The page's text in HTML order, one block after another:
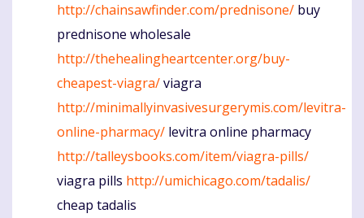
http://chainsawfinder.com/prednisone/ buy
prednisone wholesale
http://thehealingheartcenter.org/buy-
cheapest-viagra/viagra
http://minimallyinvasivesurgerymis.com/levitra-
online-pharmacy/ levitra online pharmacy
http://talleysbooks.com/item/viagra-pills/
viagra pills http://umichicago.com/tadalis/
cheap tadalis